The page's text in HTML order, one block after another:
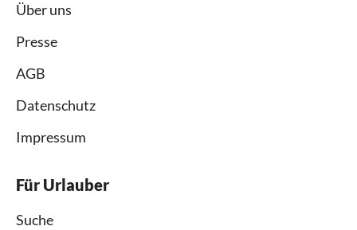
Über uns
Presse
AGB
Datenschutz
Impressum
Für Urlauber
Suche